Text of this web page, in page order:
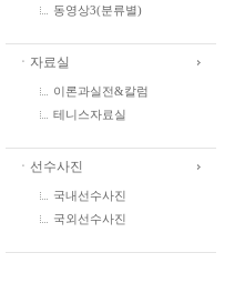
동영상3(분류별)
ㆍ자료실
이론과실전&칼럼
테니스자료실
ㆍ선수사진
국내선수사진
국외선수사진